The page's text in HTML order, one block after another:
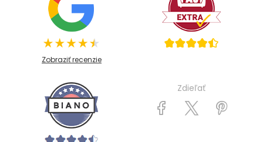
Zobraziť recenzie
Zdieľať